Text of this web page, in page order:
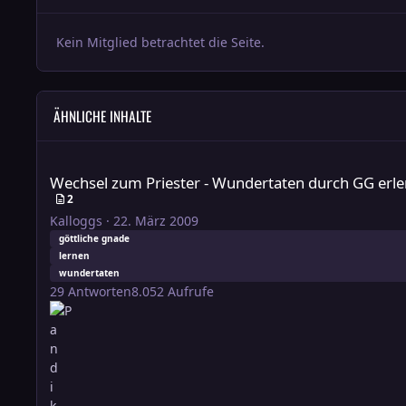
Kein Mitglied betrachtet die Seite.
ÄHNLICHE INHALTE
Wechsel zum Priester - Wundertaten durch GG
2
Kalloggs · 22. März 2009
göttliche gnade
lernen
wundertaten
29 Antworten8.052 Aufrufe